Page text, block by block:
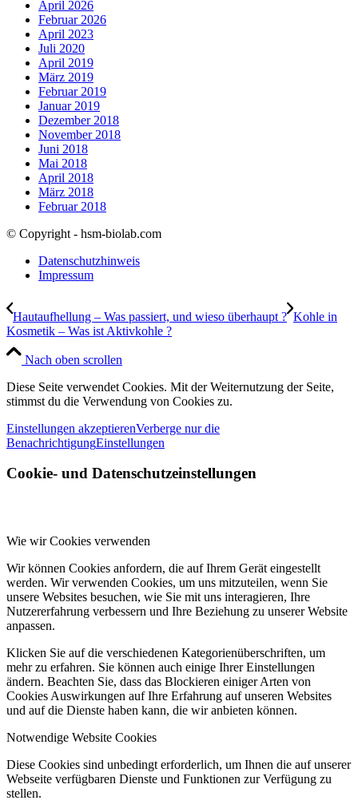
April 2026
Februar 2026
April 2023
Juli 2020
April 2019
März 2019
Februar 2019
Januar 2019
Dezember 2018
November 2018
Juni 2018
Mai 2018
April 2018
März 2018
Februar 2018
© Copyright - hsm-biolab.com
Datenschutzhinweis
Impressum
Hautaufhellung – Was passiert, und wieso überhaupt ? Kohle in
Kosmetik – Was ist Aktivkohle ?
Nach oben scrollen
Diese Seite verwendet Cookies. Mit der Weiternutzung der Seite,
stimmst du die Verwendung von Cookies zu.
Einstellungen akzeptierenVerberge nur die
BenachrichtigungEinstellungen
Cookie- und Datenschutzeinstellungen
Wie wir Cookies verwenden
Wir können Cookies anfordern, die auf Ihrem Gerät eingestellt
werden. Wir verwenden Cookies, um uns mitzuteilen, wenn Sie
unsere Websites besuchen, wie Sie mit uns interagieren, Ihre
Nutzererfahrung verbessern und Ihre Beziehung zu unserer Website
anpassen.
Klicken Sie auf die verschiedenen Kategorienüberschriften, um
mehr zu erfahren. Sie können auch einige Ihrer Einstellungen
ändern. Beachten Sie, dass das Blockieren einiger Arten von
Cookies Auswirkungen auf Ihre Erfahrung auf unseren Websites
und auf die Dienste haben kann, die wir anbieten können.
Notwendige Website Cookies
Diese Cookies sind unbedingt erforderlich, um Ihnen die auf unserer
Webseite verfügbaren Dienste und Funktionen zur Verfügung zu
stellen.